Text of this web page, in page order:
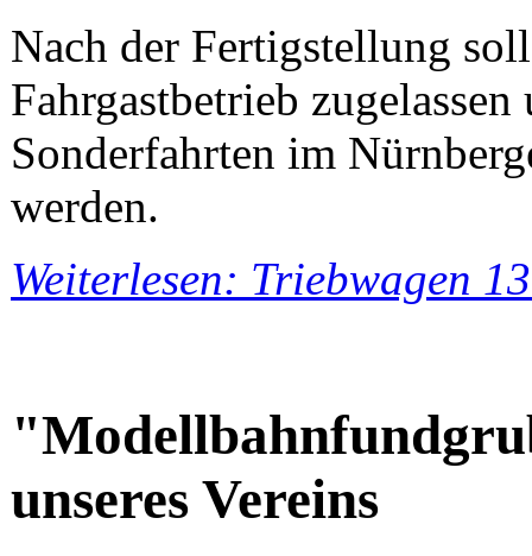
Nach der Fertigstellung
Fahrgastbetrieb
Sonderfahrten im
werden.
Weiterlesen: Triebwagen
unseres Vereins